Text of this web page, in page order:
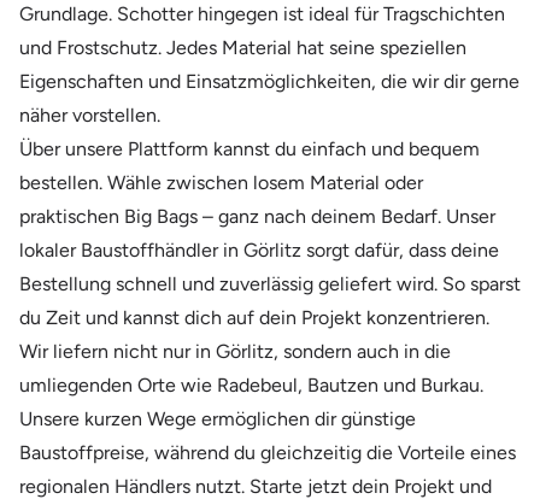
Grundlage. Schotter hingegen ist ideal für Tragschichten
und Frostschutz. Jedes Material hat seine speziellen
Eigenschaften und Einsatzmöglichkeiten, die wir dir gerne
näher vorstellen.
Über unsere Plattform kannst du einfach und bequem
bestellen. Wähle zwischen losem Material oder
praktischen Big Bags – ganz nach deinem Bedarf. Unser
lokaler Baustoffhändler in Görlitz sorgt dafür, dass deine
Bestellung schnell und zuverlässig geliefert wird. So sparst
du Zeit und kannst dich auf dein Projekt konzentrieren.
Wir liefern nicht nur in Görlitz, sondern auch in die
umliegenden Orte wie Radebeul, Bautzen und Burkau.
Unsere kurzen Wege ermöglichen dir günstige
Baustoffpreise, während du gleichzeitig die Vorteile eines
regionalen Händlers nutzt. Starte jetzt dein Projekt und